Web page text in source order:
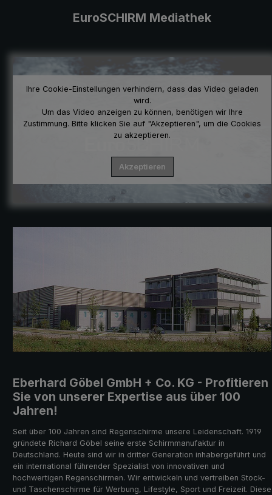
EuroSCHIRM Mediathek
Ihre Cookie-Einstellungen verhindern, dass das Video geladen
wird.
Um das Video anzeigen zu können, benötigen wir Ihre
Zustimmung. Bitte klicken Sie auf "Akzeptieren", um die Cookies
zu akzeptieren.
Akzeptieren
Eberhard Göbel GmbH + Co. KG - Profitieren
Sie von unserer Expertise aus über 100
Jahren!
Seit über 100 Jahren sind Regenschirme unsere Leidenschaft. 1919
gründete Richard Göbel seine erste Schirmmanufaktur in
Deutschland. Heute sind wir in dritter Generation inhabergeführt und
ein international führender Spezialist von innovativen und
hochwertigen Regenschirmen. Wir entwickeln und vertreiben Stock-
und Taschenschirme für Werbung, Lifestyle, Sport und Freizeit. Diese